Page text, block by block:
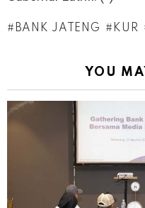
BANK JATENG KUR
YOU